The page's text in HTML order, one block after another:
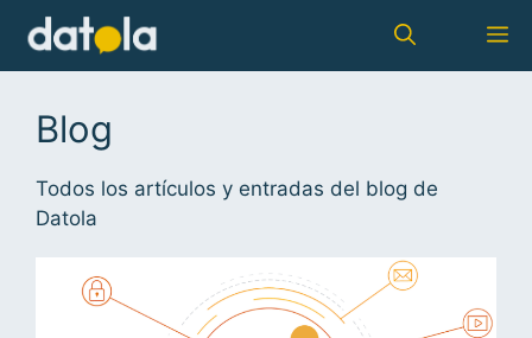
Blog
Todos los artículos y entradas del blog de
Datola